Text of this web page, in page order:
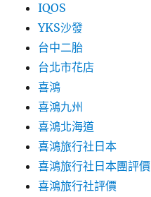
IQOS
YKS沙發
台中二胎
台北市花店
喜鴻
喜鴻九州
喜鴻北海道
喜鴻旅行社日本
喜鴻旅行社日本團評價
喜鴻旅行社評價